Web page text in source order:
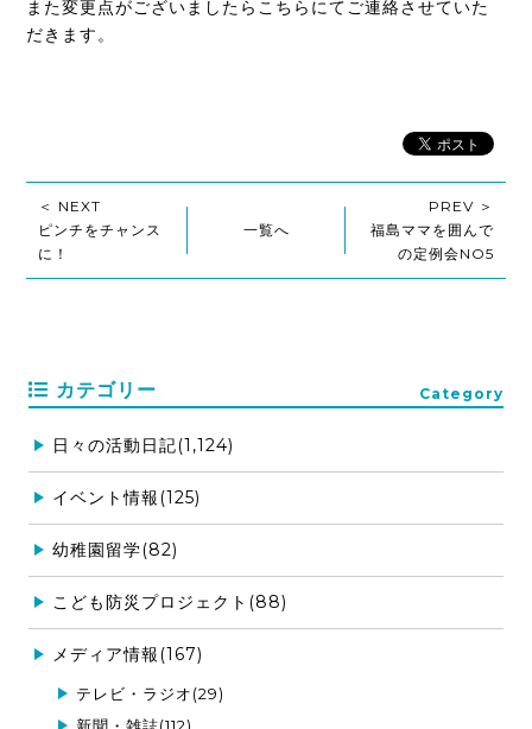
また変更点がございましたらこちらにてご連絡させていた
だきます。
＜ NEXT
ピンチをチャンス
に！
一覧へ
PREV ＞
福島ママを囲んで
の定例会NO5
カテゴリー Category
日々の活動日記(1,124)
イベント情報(125)
幼稚園留学(82)
こども防災プロジェクト(88)
メディア情報(167)
テレビ・ラジオ(29)